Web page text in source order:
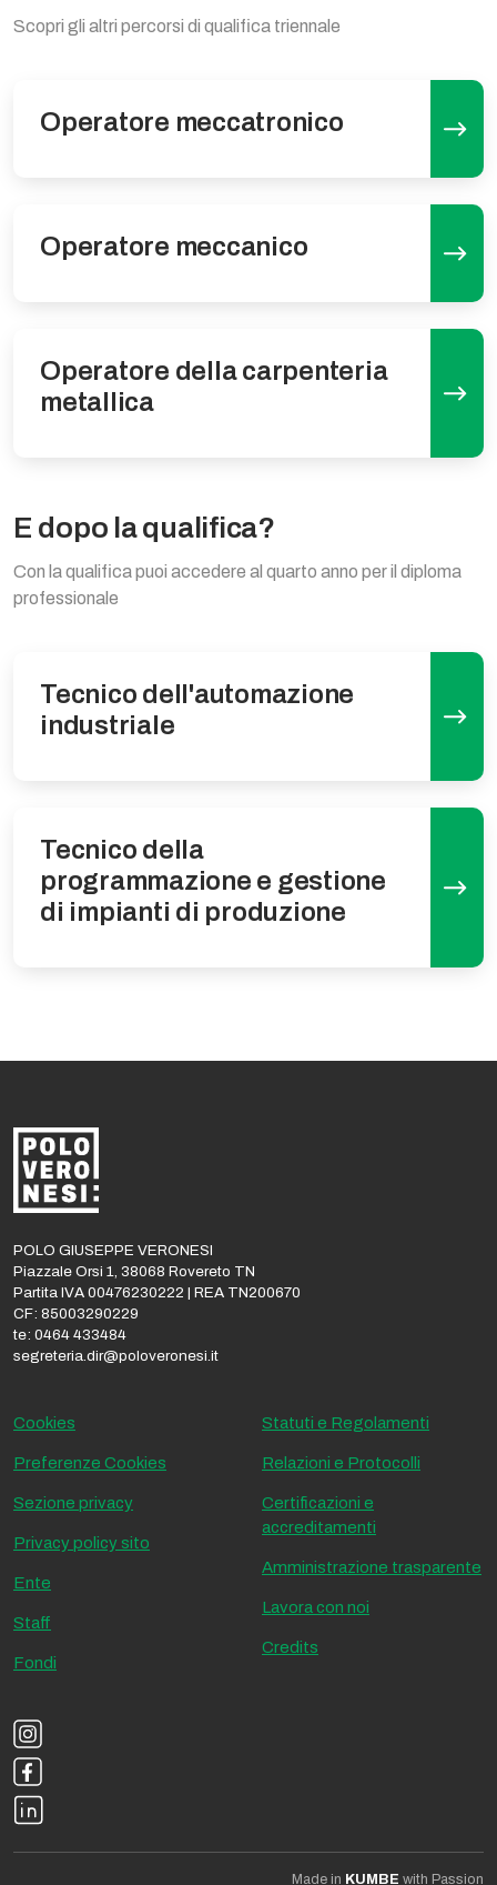
Scopri gli altri percorsi di qualifica triennale
Operatore meccatronico
Operatore meccanico
Operatore della carpenteria
metallica
E dopo la qualifica?
Con la qualifica puoi accedere al quarto anno per il diploma
professionale
Tecnico dell'automazione
industriale
Tecnico della
programmazione e gestione
di impianti di produzione
POLO GIUSEPPE VERONESI
Piazzale Orsi 1, 38068 Rovereto TN
Partita IVA 00476230222 | REA TN200670
CF: 85003290229
te: 0464 433484
segreteria.dir@poloveronesi.it
Cookies
Preferenze Cookies
Sezione privacy
Privacy policy sito
Ente
Staff
Fondi
Statuti e Regolamenti
Relazioni e Protocolli
Certificazioni e
accreditamenti
Amministrazione trasparente
Lavora con noi
Credits
Made in KUMBE with Passion